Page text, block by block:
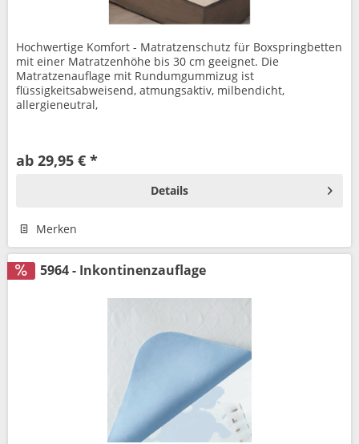
Hochwertige Komfort - Matratzenschutz für Boxspringbetten
mit einer Matratzenhöhe bis 30 cm geeignet. Die
Matratzenauflage mit Rundumgummizug ist
flüssigkeitsabweisend, atmungsaktiv, milbendicht,
allergieneutral,
ab 29,95 € *
Details
Merken
5964 - Inkontinenzauflage